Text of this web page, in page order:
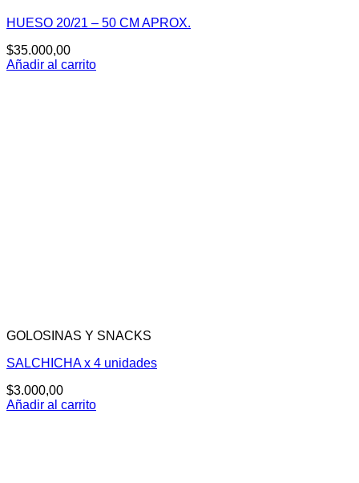
HUESO 20/21 – 50 CM APROX.
$35.000,00
Añadir al carrito
GOLOSINAS Y SNACKS
SALCHICHA x 4 unidades
$3.000,00
Añadir al carrito